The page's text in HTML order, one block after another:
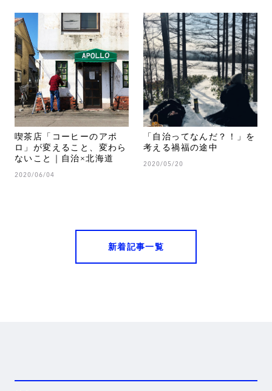
喫茶店「コーヒーのアポ
ロ」が変えること、変わら
ないこと｜自治×北海道
2020/06/04
「自治ってなんだ？！」を
考える禍福の途中
2020/05/20
新着記事一覧